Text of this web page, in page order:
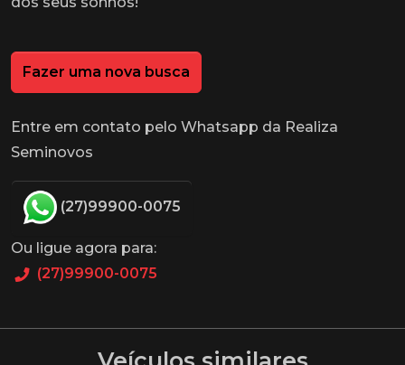
Fazer uma nova busca
Entre em contato pelo Whatsapp da Realiza
Seminovos
(27)99900-0075
Ou ligue agora para:
(27)99900-0075